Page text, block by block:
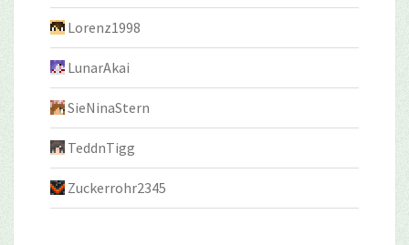
Lorenz1998
LunarAkai
SieNinaStern
TeddnTigg
Zuckerrohr2345